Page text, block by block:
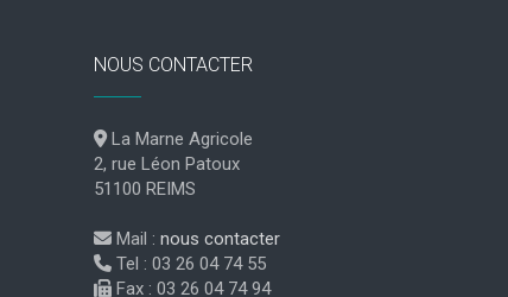
NOUS CONTACTER
La Marne Agricole
2, rue Léon Patoux
51100 REIMS
Mail : nous contacter
Tel : 03 26 04 74 55
Fax : 03 26 04 74 94